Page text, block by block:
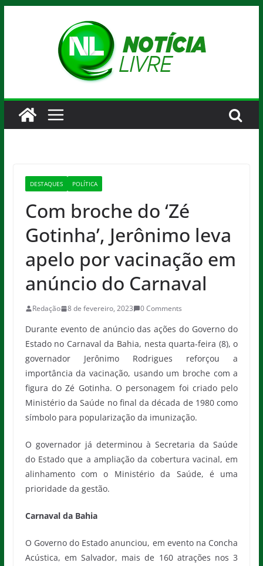
DESTAQUES POLÍTICA
Com broche do ‘Zé
Gotinha’, Jerônimo leva
apelo por vacinação em
anúncio do Carnaval
Redação 8 de fevereiro, 2023 0 Comments
Durante evento de anúncio das ações do Governo do
Estado no Carnaval da Bahia, nesta quarta-feira (8), o
governador Jerônimo Rodrigues reforçou a
importância da vacinação, usando um broche com a
figura do Zé Gotinha. O personagem foi criado pelo
Ministério da Saúde no final da década de 1980 como
símbolo para popularização da imunização.
O governador já determinou à Secretaria da Saúde
do Estado que a ampliação da cobertura vacinal, em
alinhamento com o Ministério da Saúde, é uma
prioridade da gestão.
Carnaval da Bahia
O Governo do Estado anunciou, em evento na Concha
Acústica, em Salvador, mais de 160 atrações nos 3